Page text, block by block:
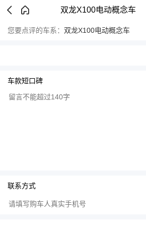
双龙X100电动概念车
您要点评的车系： 双龙X100电动概念车
车款短口碑
联系方式